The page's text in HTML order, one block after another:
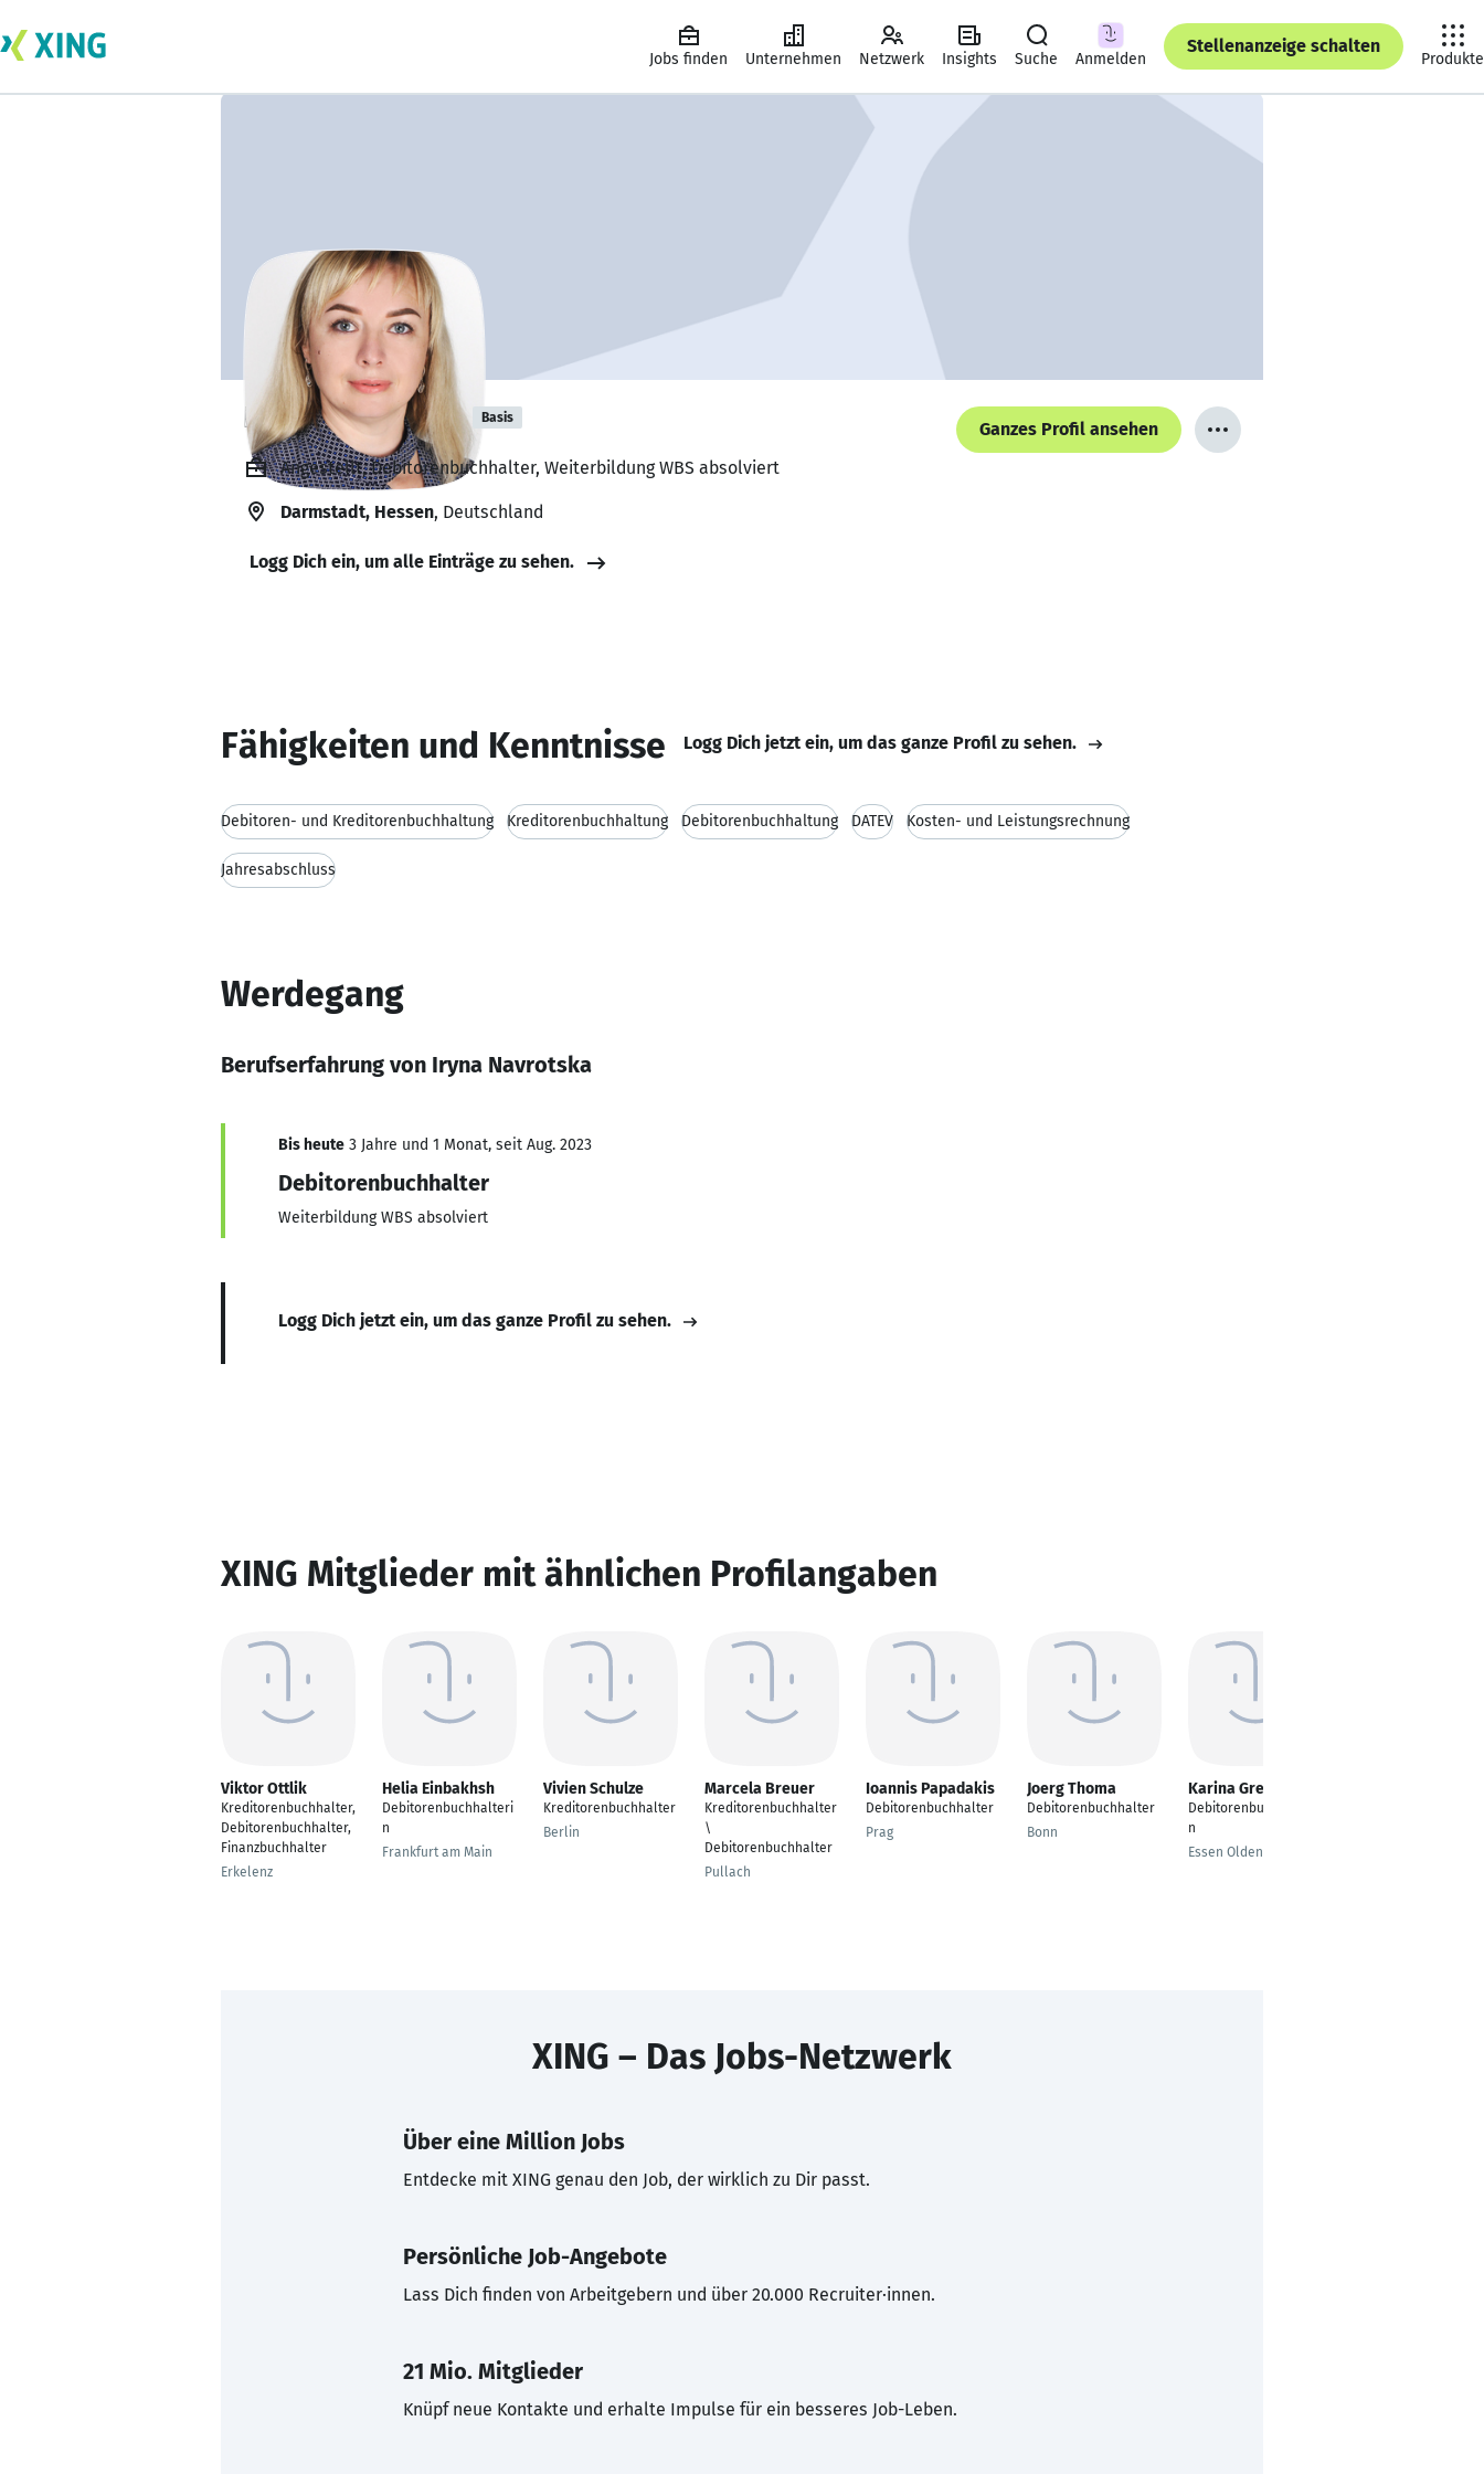
Jobs finden Unternehmen Netzwerk Insights Suche Anmelden
Stellenanzeige schalten
Produkte
Iryna Navrotska Basis
Ganzes Profil ansehen
Angestellt, Debitorenbuchhalter, Weiterbildung WBS absolviert
Darmstadt, Hessen, Deutschland
Logg Dich ein, um alle Einträge zu sehen.
Fähigkeiten und Kenntnisse Logg Dich jetzt ein, um das ganze Profil zu sehen.
Debitoren- und Kreditorenbuchhaltung Kreditorenbuchhaltung Debitorenbuchhaltung DATEV Kosten- und Leistungsrechnung
Jahresabschluss
Werdegang
Berufserfahrung von Iryna Navrotska
Bis heute 3 Jahre und 1 Monat, seit Aug. 2023
Debitorenbuchhalter
Weiterbildung WBS absolviert
Logg Dich jetzt ein, um das ganze Profil zu sehen.
XING Mitglieder mit ähnlichen Profilangaben
Viktor Ottlik
Kreditorenbuchhalter,
Debitorenbuchhalter,
Finanzbuchhalter
Erkelenz
Helia Einbakhsh
Debitorenbuchhalteri
n
Frankfurt am Main
Vivien Schulze
Kreditorenbuchhalter
Berlin
Marcela Breuer
Kreditorenbuchhalter
\
Debitorenbuchhalter
Pullach
Ioannis Papadakis
Debitorenbuchhalter
Prag
Joerg Thoma
Debitorenbuchhalter
Bonn
Karina Greskamp
Debitorenbuchhalteri
n
Essen Oldenburg
XING – Das Jobs-Netzwerk
Über eine Million Jobs
Entdecke mit XING genau den Job, der wirklich zu Dir passt.
Persönliche Job-Angebote
Lass Dich finden von Arbeitgebern und über 20.000 Recruiter·innen.
21 Mio. Mitglieder
Knüpf neue Kontakte und erhalte Impulse für ein besseres Job-Leben.